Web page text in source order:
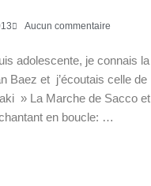
Aucun commentaire
adolescente, je connais la
Baez et j’écoutais celle de
» La Marche de Sacco et
en boucle: …